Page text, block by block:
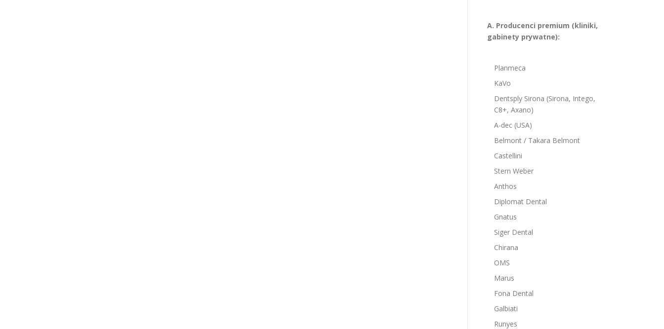
A. Producenci premium (kliniki,
gabinety prywatne):
Planmeca
KaVo
Dentsply Sirona (Sirona, Intego,
C8+, Axano)
A-dec (USA)
Belmont / Takara Belmont
Castellini
Stern Weber
Anthos
Diplomat Dental
Gnatus
Siger Dental
Chirana
OMS
Marus
Fona Dental
Galbiati
Runyes